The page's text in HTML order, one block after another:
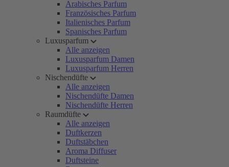
Arabisches Parfum
Französisches Parfum
Italienisches Parfum
Spanisches Parfum
Luxusparfum
Alle anzeigen
Luxusparfum Damen
Luxusparfum Herren
Nischendüfte
Alle anzeigen
Nischendüfte Damen
Nischendüfte Herren
Raumdüfte
Alle anzeigen
Duftkerzen
Duftstäbchen
Aroma Diffuser
Duftsteine